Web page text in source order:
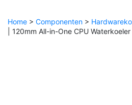
Home > Componenten >
| 120mm All-in-One CPU